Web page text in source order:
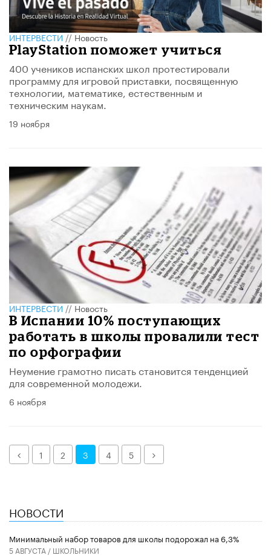
ИНТЕРВЕСТИ//Новость
PlayStation поможет учиться
400 учеников испанских школ протестировали
программу для игровой приставки, посвященную
технологии, математике, естественным и
техническим наукам.
19 ноября
ИНТЕРВЕСТИ//Новость
В Испании 10% поступающих
работать в школы провалили тест
по орфографии
Неумение грамотно писать становится тенденцией
для современной молодежи.
6 ноября
Назад1 2 3 4 5 Далее
НОВОСТИ
Минимальный набор товаров для школы подорожал на 6,3%
5 АВГУСТА / ШКОЛЬНИКИ